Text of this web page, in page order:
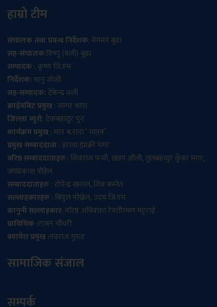
हाम्रो टीम
संचालक तथा प्रबन्ध निर्देशक: मेगमन बुढा
सह-संचालक:विष्णु (वली) बुढा
सम्पादक: कृष्ण जि.एम
निर्देशक:भानु जोशी
सह-सम्पादक:टेकेन्द्र वली
क्राईमबिट प्रमुख: सागर थापा
जिल्ला ब्युरो: टेकबहादुर पुन
कार्यक्रम प्रमुख: मान ब.राना ‘ मानव’
प्रमुख सम्बाददाता: इराधा झाक्री मगर
वरिष्ठ सम्बाददाताहरु: शिवराज पन्थी, खडग ओली, तुलबहादुर कुँवर मगर,
जयप्रकाश पौडेल
सम्बाददाताहरु: टोपेन्द्र खनाल, शिव बस्नेत
सल्लाहकारहरु: बिपुल पोख्रेल, उदय जि.एम
कानुनी सल्लाहकार: वरिष्ठ अधिवक्ता रेवतीरमण भट्टराई
प्राविधिक :राजन चौधरी
क्यामेरा प्रमुख :नवराज गुरुङ
सामाजिक संजाल
सम्पर्क